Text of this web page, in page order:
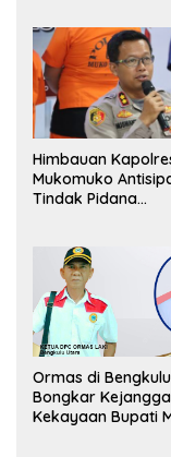
Himbauan
Mukomuko
Tindak Pidana
Ormas di
Bongkar
Kekayaan Bupati